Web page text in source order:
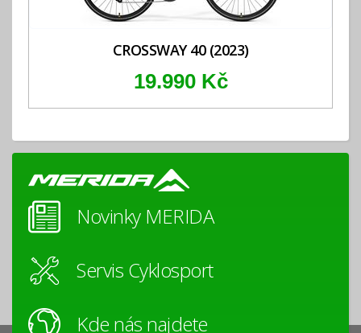
CROSSWAY 40 (2023)
19.990 Kč
Novinky MERIDA
Servis Cyklosport
Kde nás najdete